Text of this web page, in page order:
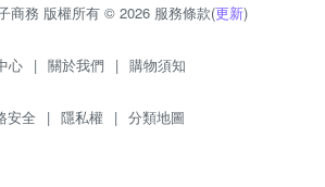
商務 版權所有 © 2026 服務條款(更新)
心 | 關於我們 | 購物須知
安全 | 隱私權 | 分類地圖